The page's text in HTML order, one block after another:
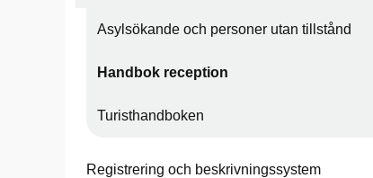
Asylsökande och personer utan tillstånd
Handbok reception
Turisthandboken
Registrering och beskrivningssystem